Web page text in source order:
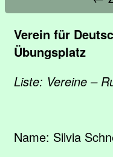
Verein für
Übungsplatz
Liste: Vereine –
Name: Silvia